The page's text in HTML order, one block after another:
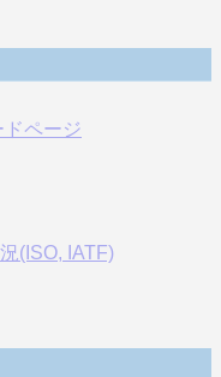
ページ
(ISO, IATF)